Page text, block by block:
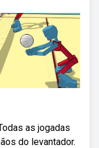
as jogadas
do levantador.